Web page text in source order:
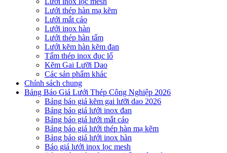
Lưới thép hàn mạ kẽm
Lưới mắt cáo
Lưới inox hàn
Lưới thép hàn tấm
Lưới kẽm hàn kẽm đan
Tấm thép inox đục lổ
Kẽm Gai Lưỡi Dao
Các sản phẩm khác
Chính sách chung
Bảng Báo Giá Lưới Thép Công Nghiệp 2026
Bảng báo giá kẽm gai lưỡi dao 2026
Bảng báo giá lưới inox đan
Bảng báo giá lưới mắt cáo
Bảng báo giá lưới thép hàn mạ kẽm
Bảng báo giá lưới inox hàn
Báo giá lưới inox lọc mesh